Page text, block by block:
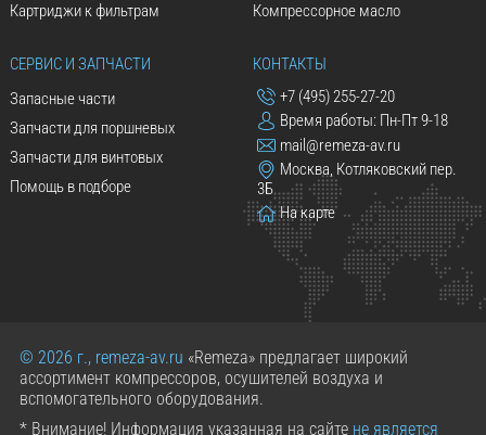
Картриджи к фильтрам
Компрессорное масло
СЕРВИС И ЗАПЧАСТИ
Запасные части
Запчасти для поршневых
Запчасти для винтовых
Помощь в подборе
КОНТАКТЫ
+7 (495) 255-27-20
Время работы: Пн-Пт 9-18
mail@remeza-av.ru
Москва, Котляковский пер.
3Б
На карте
© 2026 г., remeza-av.ru «Remeza» предлагает широкий
ассортимент компрессоров, осушителей воздуха и
вспомогательного оборудования.
* Внимание! Информация указанная на сайте не является